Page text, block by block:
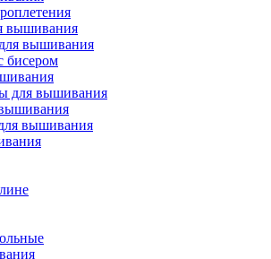
вышивания
вышивания
бисером
для вышивания
вышивания